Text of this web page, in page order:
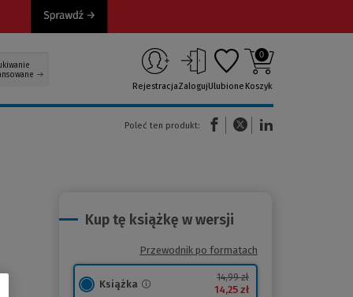
RejestracjaZalogujUlubione
0
Koszyk
Poleć ten produkt:
(Nowe okno)(Link do innej strony)
Kup tę książkę w wersji
Przewodnik po formatach
Książka
14,99 zł
14,25 zł